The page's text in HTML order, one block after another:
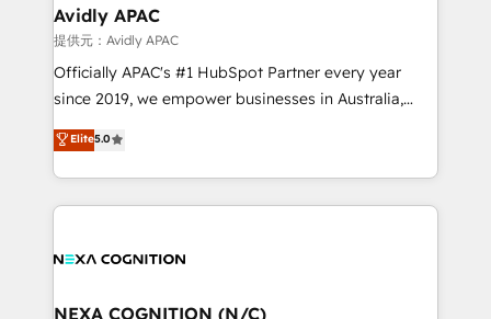
traffic, generates better leads and crushes your
revenue goals. We've worked with thousands of
HubSpot customers and we'd love to work with you
too! Clients come to us for: Advanced CRM solutions
HubSpot Data System Migrations between systems
to HubSpot New lead generation strategies Time-
Avidly APAC
提供元：Avidly APAC
Officially APAC's #1 HubSpot Partner every year
since 2019, we empower businesses in Australia,
New Zealand, and globally to realise their full
potential through enterprise HubSpot CRM
implementation. And we deliver best practice across
the whole HubSpot platform, covering marketing,
all businesses, from start-up to Enterprise, and have
the world. Our human approach to digital
Elite5.0
NEXA COGNITION (N/C)